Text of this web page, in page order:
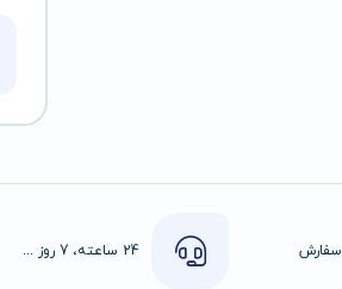
24 ساعته، 7 روز هفته